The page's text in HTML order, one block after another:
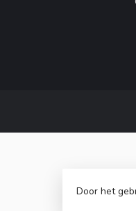
Door het